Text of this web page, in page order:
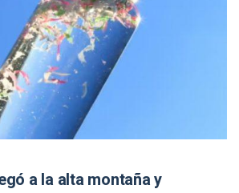
a la alta montaña y